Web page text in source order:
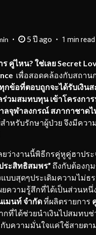
5 ปี ago 1 min read
ร คู่ไหน? ใช่เลย Secret
เพื่อสอดคล้องกับสถาน
กข้อที่ตอบถูกจะได้รับเงิน
ร่วมสมทบทุน เข้าโครงกา
ลจุฬาลงกรณ์ สภากาชาดไ
ำหรับรักษาผู้ป่วย จึงมีควา
ยว่างานนี้พิธีกรคู่หูคู่ฮาประ
ระสิทธิสมพร” ถึงกับต้องกุ
แบบสุดๆประเดิมความไม่ธ
ยความรู้สึกที่ได้เป็นส่วนห
เมนท์จำกัดที่ผลิตรายการ
กที่ได้ช่วยนำเงินไปสมทบ
บความมั่นใจแค่ใช้สายตา